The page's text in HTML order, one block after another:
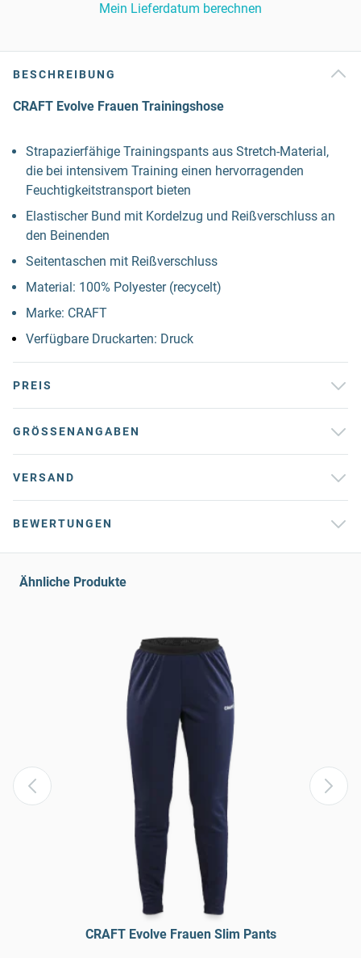
Mein Lieferdatum berechnen
BESCHREIBUNG
CRAFT Evolve Frauen Trainingshose
Strapazierfähige Trainingspants aus Stretch-Material,
die bei intensivem Training einen hervorragenden
Feuchtigkeitstransport bieten
Elastischer Bund mit Kordelzug und Reißverschluss an
den Beinenden
Seitentaschen mit Reißverschluss
Material: 100% Polyester (recycelt)
Marke: CRAFT
Verfügbare Druckarten: Druck
PREIS
GRÖSSENANGABEN
VERSAND
BEWERTUNGEN
Ähnliche Produkte
CRAFT Evolve Frauen Slim Pants